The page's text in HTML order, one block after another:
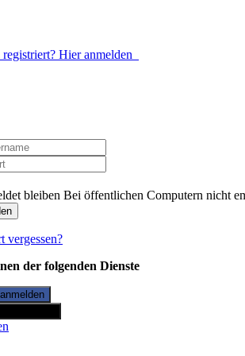
Hier anmelden
bleiben Bei öffentlichen Computern nicht
vergessen?
der folgenden Dienste